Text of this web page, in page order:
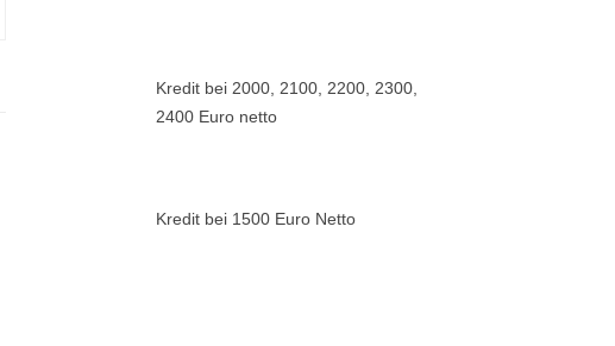
Kredit bei 2000, 2100, 2200, 2300,
2400 Euro netto
Kredit bei 1500 Euro Netto